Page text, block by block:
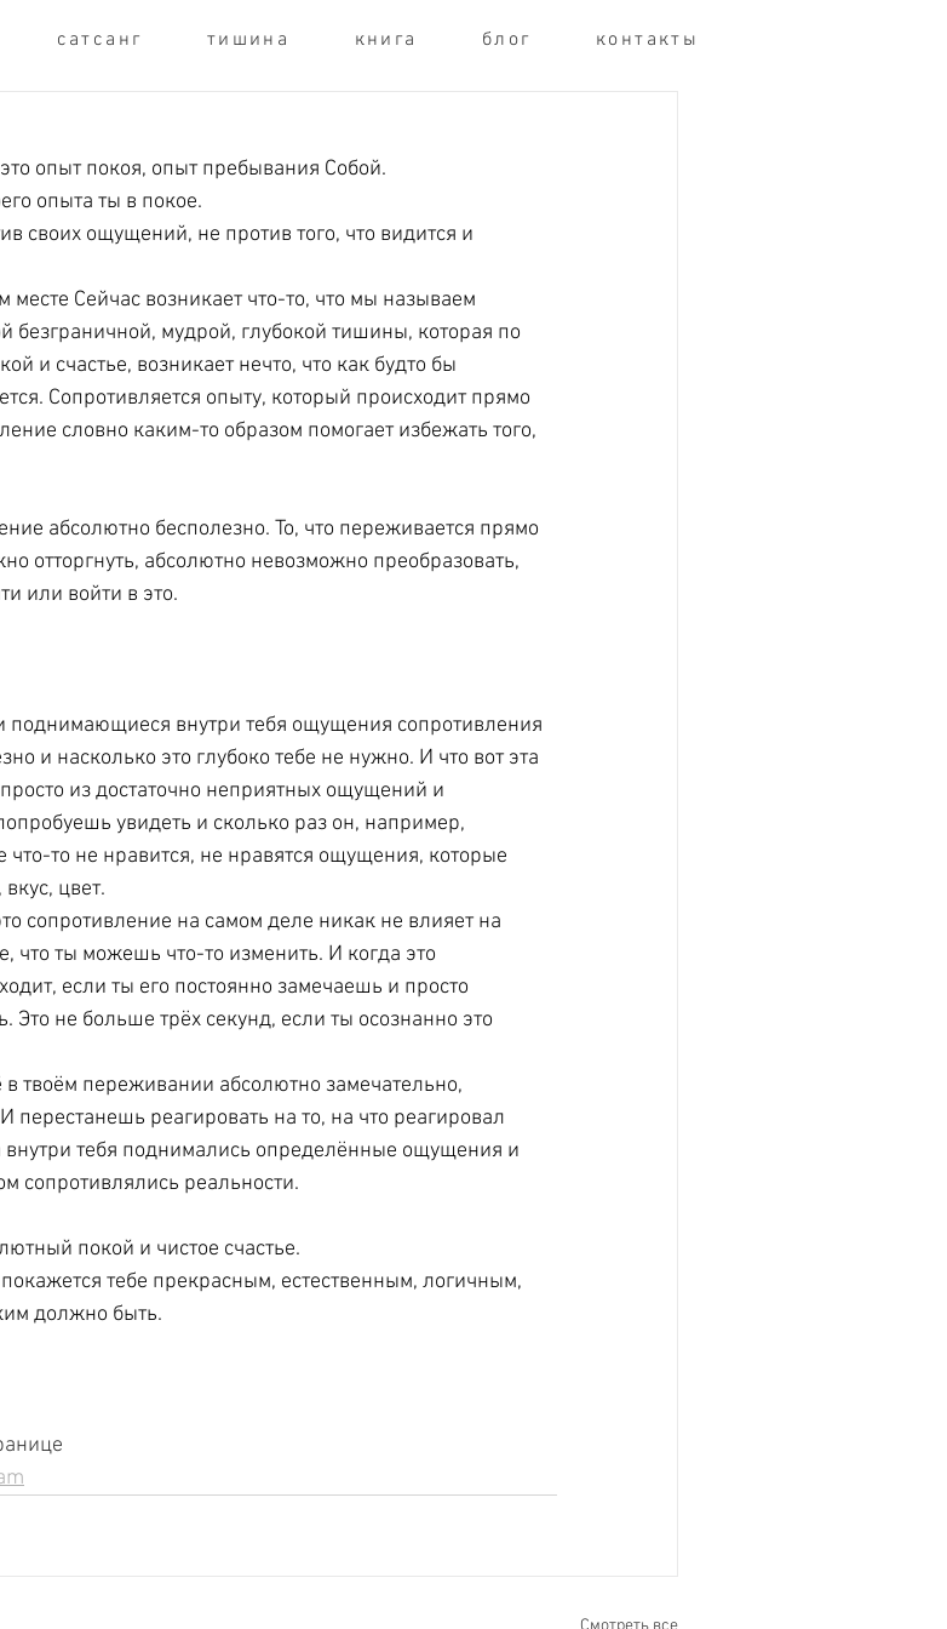
сатсанг тишина книга блог контакты
опыт покоя, опыт пребывания Собой.
опыта ты в покое.
своих ощущений, не против того, что видится и
Сейчас возникает что-то, что мы называем
безграничной, мудрой, глубокой тишины, которая по
и счастье, возникает нечто, что как будто бы
Сопротивляется опыту, который происходит прямо
словно каким-то образом помогает избежать того,
абсолютно бесполезно. То, что переживается прямо
отторгнуть, абсолютно невозможно преобразовать,
или войти в это.
поднимающиеся внутри тебя ощущения сопротивления
и насколько это глубоко тебе не нужно. И что вот эта
из достаточно неприятных ощущений и
увидеть и сколько раз он, например,
что-то не нравится, не нравятся ощущения, которые
цвет.
сопротивление на самом деле никак не влияет на
ты можешь что-то изменить. И когда это
если ты его постоянно замечаешь и просто
не больше трёх секунд, если ты осознанно это
в твоём переживании абсолютно замечательно,
реагировать на то, на что реагировал
внутри тебя поднимались определённые ощущения и
сопротивлялись реальности.
покой и чистое счастье.
тебе прекрасным, естественным, логичным,
должно быть.